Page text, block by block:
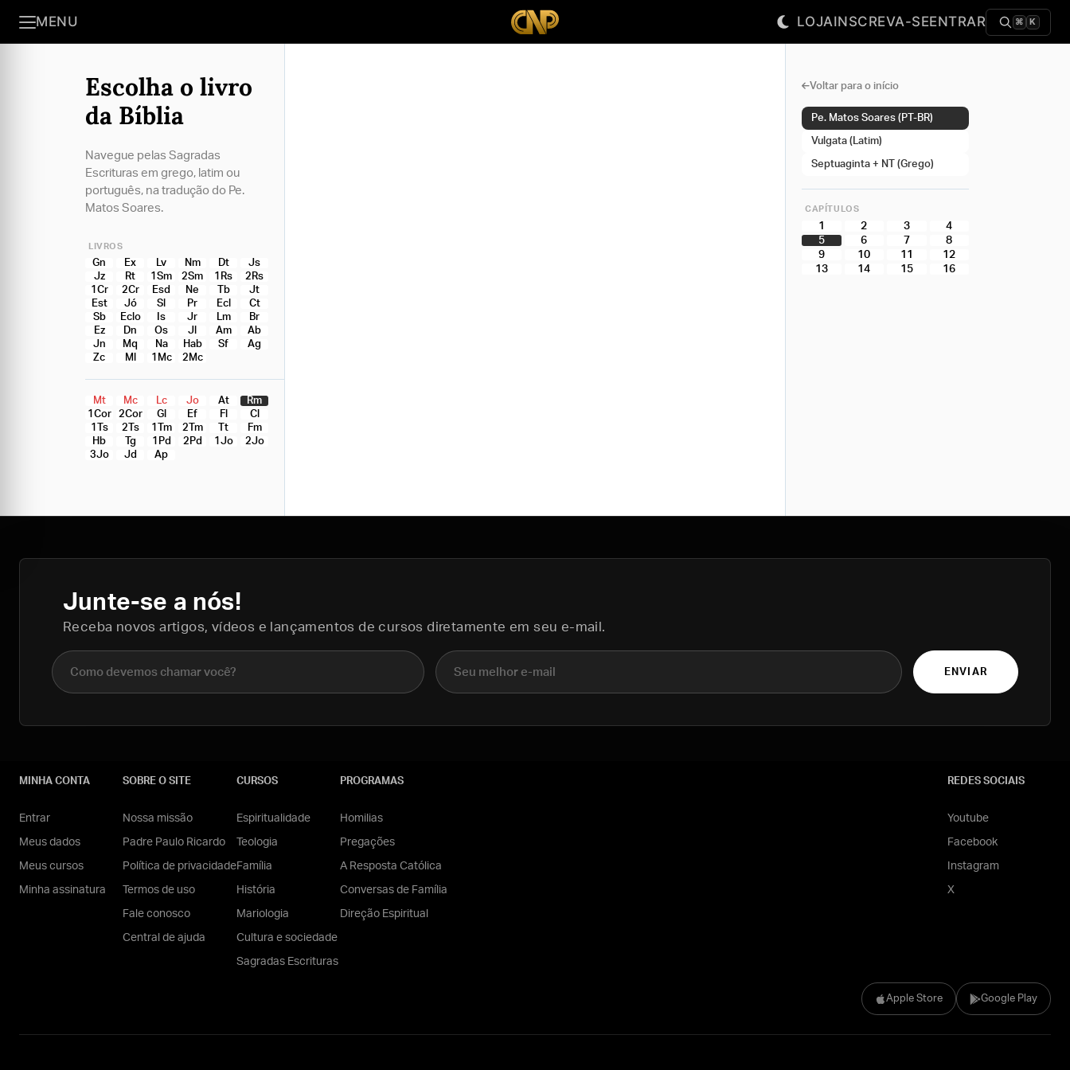
MENU LOJAINSCREVA-SEENTRAR ⌘ K
Escolha o livro
da Bíblia
Navegue pelas Sagradas
Escrituras em grego, latim ou
português, na tradução do Pe.
Matos Soares.
LIVROS
Gn Ex Lv Nm Dt
Js
Jz
Rt 1Sm 2Sm 1Rs
2Rs
1Cr
2Cr Esd Ne Tb
Jt
Est
Jó Sl Pr Ecl
Ct
Sb
Eclo Is Jr Lm
Br
Ez
Dn Os Jl Am
Ab
Jn
Mq Na Hab Sf
Ag
Zc
Ml 1Mc 2Mc
Mt Mc Lc Jo At
Rm
1Cor
2Cor Gl Ef Fl
Cl
1Ts
2Ts 1Tm 2Tm Tt
Fm
Hb
Tg 1Pd 2Pd 1Jo
2Jo
3Jo
Jd Ap
Voltar para o início
Pe. Matos Soares (PT-BR)
Vulgata (Latim)
Septuaginta + NT (Grego)
CAPÍTULOS
1 2 3
4
5
6 7
8
9
10 11
12
13
14 15 16
Junte-se a nós!
Receba novos artigos, vídeos e lançamentos de cursos diretamente em seu e-mail.
Nome completo E-mail
ENVIAR
Apple Store Google Play
MINHA CONTA
Entrar
Meus dados
Meus cursos
Minha assinatura
SOBRE O SITE
Nossa missão
Padre Paulo Ricardo
Política de privacidade
Termos de uso
Fale conosco
Central de ajuda
CURSOS
Espiritualidade
Teologia
Família
História
Mariologia
Cultura e sociedade
Sagradas Escrituras
PROGRAMAS
Homilias
Pregações
A Resposta Católica
Conversas de Família
Direção Espiritual
REDES SOCIAIS
Youtube
Facebook
Instagram
X